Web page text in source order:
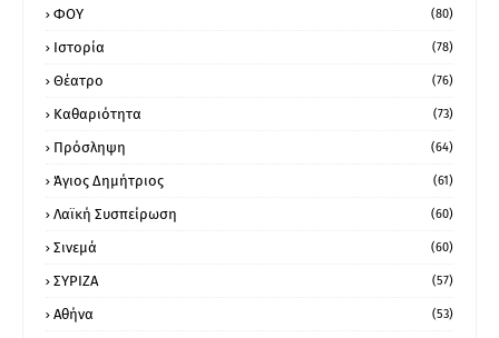
ΦΟΥ (80)
Ιστορία (78)
Θέατρο (76)
Καθαριότητα (73)
Πρόσληψη (64)
Άγιος Δημήτριος (61)
Λαϊκή Συσπείρωση (60)
Σινεμά (60)
ΣΥΡΙΖΑ (57)
Αθήνα (53)